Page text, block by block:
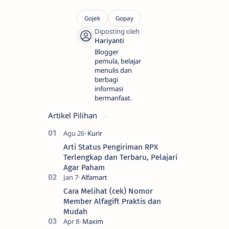
Blogger
pemula, belajar
menulis dan
berbagi
informasi
bermanfaat.
Artikel Pilihan
Arti Status Pengiriman RPX
Terlengkap dan Terbaru, Pelajari
Agar Paham
Cara Melihat (cek) Nomor
Member Alfagift Praktis dan
Mudah